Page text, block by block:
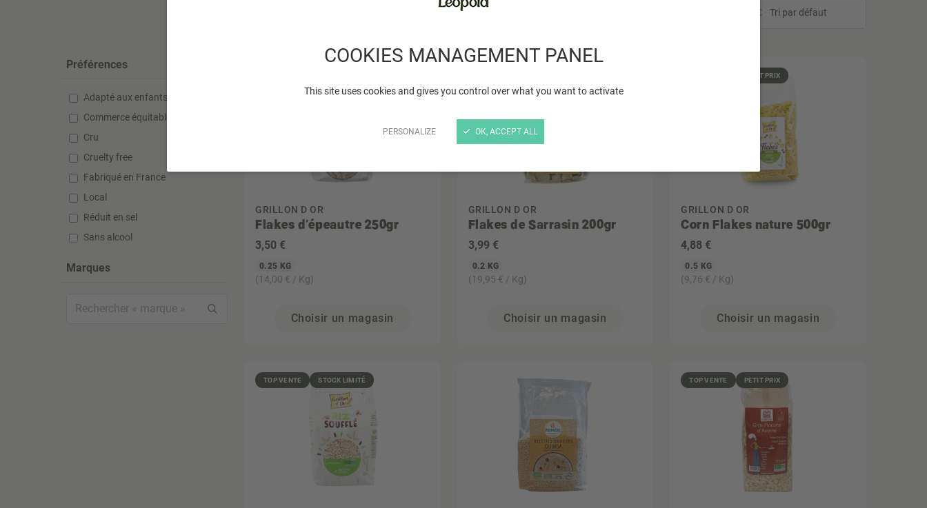
COOKIES MANAGEMENT PANEL
This site uses cookies and gives you control over what you want to activate
PERSONALIZE OK, ACCEPT ALL
Tri par défaut
Préférences
Adapté aux enfants
Commerce équitable
Cru
Cruelty free
Fabriqué en France
Local
Réduit en sel
Sans alcool
Sans huile de palme
Marques
GRILLON D OR
Flakes d'épeautre 250gr
3,50 €
0.25 KG
(14,00 € / Kg)
Choisir un magasin
GRILLON D OR
Flakes de Sarrasin 200gr
3,99 €
0.2 KG
(19,95 € / Kg)
Choisir un magasin
PETIT PRIX
GRILLON D OR
Corn Flakes nature 500gr
4,88 €
0.5 KG
(9,76 € / Kg)
Choisir un magasin
TOP VENTE STOCK LIMITÉ TOP VENTE PETIT PRIX